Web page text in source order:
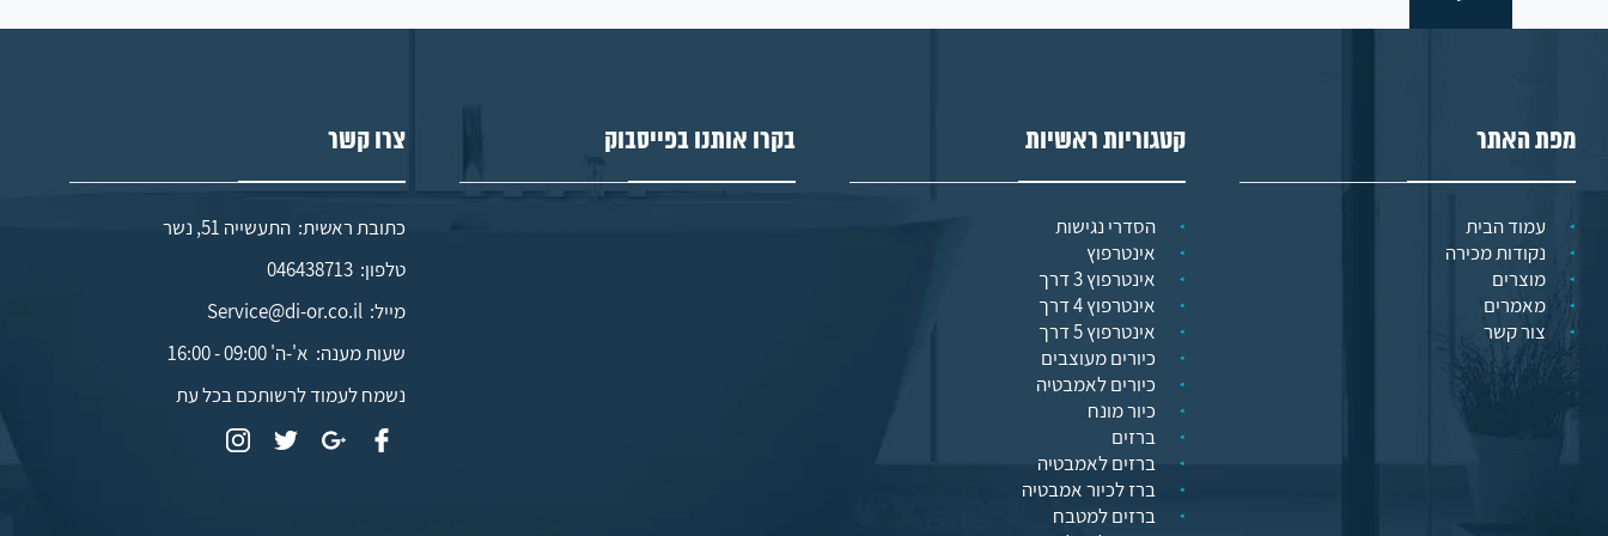
מפת האתר
עמוד הבית
נקודות מכירה
מוצרים
מאמרים
צור קשר
קטגוריות ראשיות
הסדרי נגישות
אינטרפוץ
אינטרפוץ 3 דרך
אינטרפוץ 4 דרך
אינטרפוץ 5 דרך
כיורים מעוצבים
כיורים לאמבטיה
כיור מונח
ברזים
ברזים לאמבטיה
ברז לכיור אמבטיה
ברזים למטבח
בקרו אותנו בפייסבוק צרו קשר
כתובת ראשית: התעשייה 51, נשר
טלפון: 046438713
מייל: Service@di-or.co.il
שעות מענה: א'-ה' 09:00 - 16:00
נשמח לעמוד לרשותכם בכל עת